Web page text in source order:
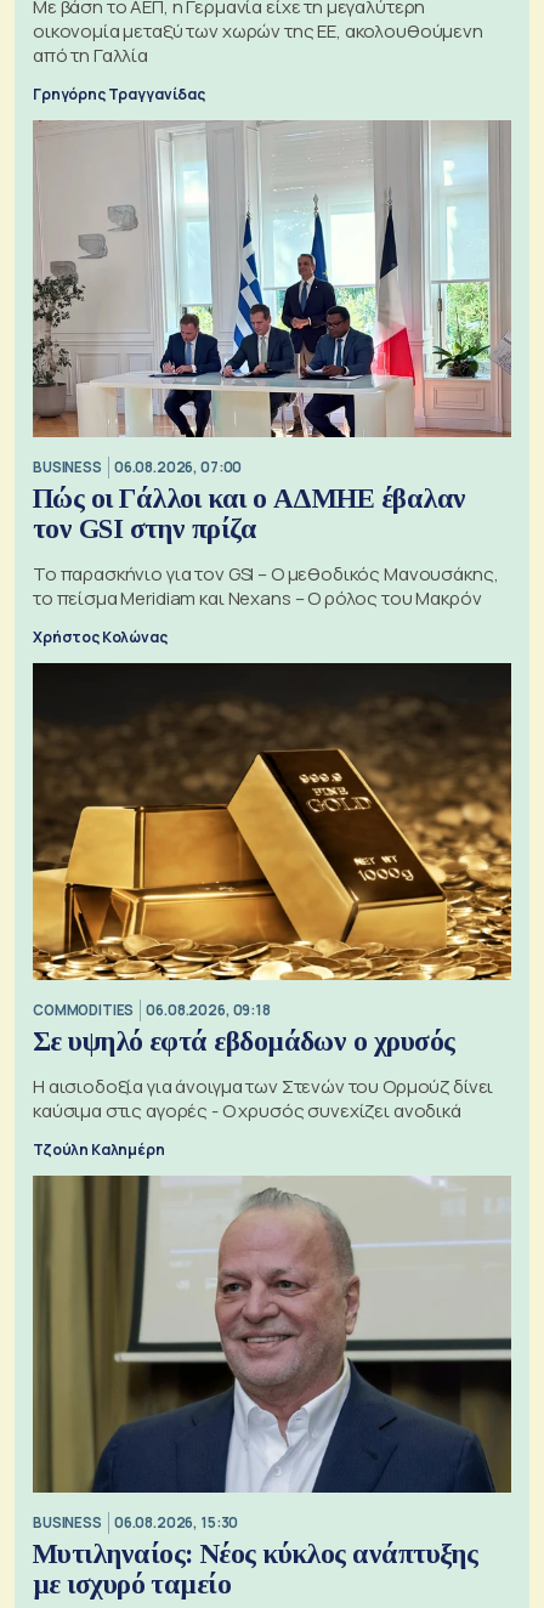
Με βάση το ΑΕΠ, η Γερμανία είχε τη μεγαλύτερη
οικονομία μεταξύ των χωρών της ΕΕ, ακολουθούμενη
από τη Γαλλία
Γρηγόρης Τραγγανίδας
BUSINESS 06.08.2026, 07:00
Πώς οι Γάλλοι και ο ΑΔΜΗΕ έβαλαν
τον GSI στην πρίζα
Το παρασκήνιο για τον GSI – Ο μεθοδικός Μανουσάκης,
το πείσμα Meridiam και Nexans – Ο ρόλος του Μακρόν
Χρήστος Κολώνας
COMMODITIES 06.08.2026, 09:18
Σε υψηλό εφτά εβδομάδων ο χρυσός
Η αισιοδοξία για άνοιγμα των Στενών του Ορμούζ δίνει
καύσιμα στις αγορές - Ο χρυσός συνεχίζει ανοδικά
Τζούλη Καλημέρη
BUSINESS 06.08.2026, 15:30
Μυτιληναίος: Νέος κύκλος ανάπτυξης
με ισχυρό ταμείο